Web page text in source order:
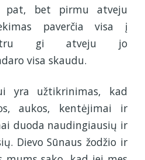
pat, bet pirmu atveju
paverčia visa į
gi atveju jo
visa skaudu.
yra užtikrinimas, kad
aukos, kentėjimai ir
duoda naudingiausių ir
Dievo Sūnaus žodžio ir